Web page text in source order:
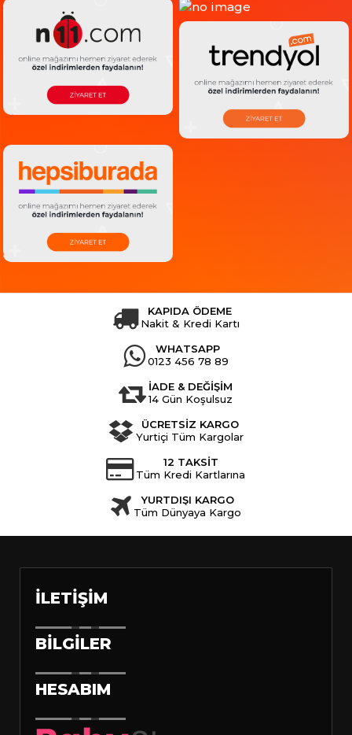
KAPIDA ÖDEME
Nakit & Kredi Kartı
WHATSAPP
0123 456 78 89
İADE & DEĞİŞİM
14 Gün Koşulsuz
ÜCRETSİZ KARGO
Yurtiçi Tüm Kargolar
12 TAKSİT
Tüm Kredi Kartlarına
YURTDIŞI KARGO
Tüm Dünyaya Kargo
İLETIŞIM
BILGILER
HESABIM